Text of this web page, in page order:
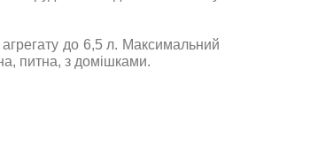
до 6,5 л. Максимальний
питна, з домішками.